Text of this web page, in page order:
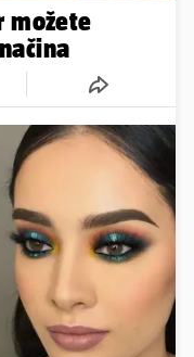
možete